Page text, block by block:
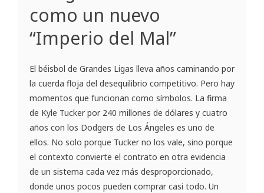
como un nuevo
“Imperio del Mal”
El béisbol de Grandes Ligas lleva años caminando por
la cuerda floja del desequilibrio competitivo. Pero hay
momentos que funcionan como símbolos. La firma
de Kyle Tucker por 240 millones de dólares y cuatro
años con los Dodgers de Los Ángeles es uno de
ellos. No solo porque Tucker no los vale, sino porque
el contexto convierte el contrato en otra evidencia
de un sistema cada vez más desproporcionado,
donde unos pocos pueden comprar casi todo. Un